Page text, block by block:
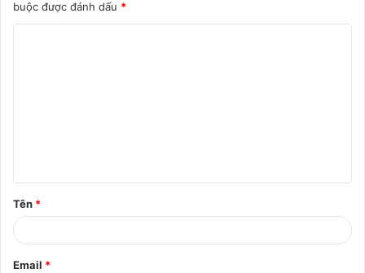
buộc được đánh dấu *
ậ
n
*
Tên *
Email *